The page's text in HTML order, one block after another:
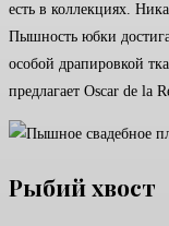
есть в коллекциях.
Пышность юбки
особой драпировкой
предлагает Oscar de la
Рыбий хвост